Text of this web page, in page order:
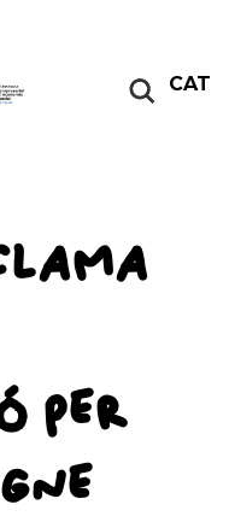
CAT
PER